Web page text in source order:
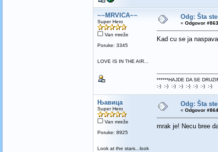
~~MRVICA~~
Super Hero
Van mreže
Poruke: 3345
LOVE IS IN THE AIR...
Odg: Šta
« Odgovor
Kad cu se ja
******HAJDE DA SE
:-) :-) :-) :-) :-) :-) :-) :-)
Њавица
Super Hero
Van mreže
Poruke: 8925
Look at the stars...look
Odg: Šta
« Odgovor
mrak je! Necu bree